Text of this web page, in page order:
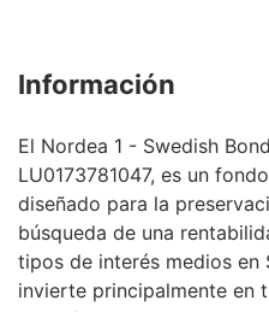
Información
El Nordea 1 - Swedish
LU0173781047, es un
diseñado para la
búsqueda de una
tipos de interés medios en
invierte principalmente en